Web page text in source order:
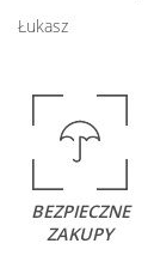
Łukasz
BEZPIECZNE
ZAKUPY